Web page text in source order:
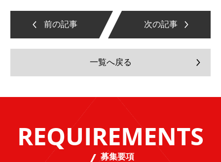
前の記事 次の記事
一覧へ戻る
REQUIREMENTS
募集要項